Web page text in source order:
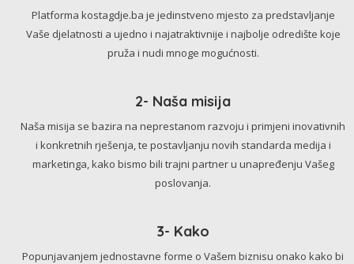
Platforma kostagdje.ba je jedinstveno mjesto za predstavljanje
Vaše djelatnosti a ujedno i najatraktivnije i najbolje odredište koje
pruža i nudi mnoge mogućnosti.
2- Naša misija
Naša misija se bazira na neprestanom razvoju i primjeni inovativnih
i konkretnih rješenja, te postavljanju novih standarda medija i
marketinga, kako bismo bili trajni partner u unapređenju Vašeg
poslovanja.
3- Kako
Popunjavanjem jednostavne forme o Vašem biznisu onako kako bi